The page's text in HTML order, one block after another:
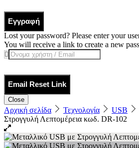
Εγγραφή
Lost your password? Please enter your
You will receive a link to create a new
Email Reset Link
Close
Αρχική σελίδα Τεχνολογία USB
Στρογγυλή Λεπτομέρεια κωδ. DR-102